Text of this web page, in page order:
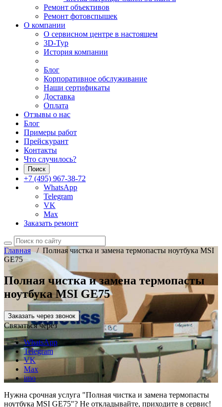
Ремонт объективов
Ремонт фотовспышек
О компании
О сервисном центре в настоящем
3D-Тур
История компании
Блог
Корпоративное обслуживание
Наши сертификаты
Доставка
Оплата
Отзывы о нас
Блог
Примеры работ
Прейскурант
Контакты
Что случилось?
Поиск
+7 (495) 967-38-72
WhatsApp
Telegram
VK
Max
Заказать ремонт
Главная/ Полная чистка и замена термопасты ноутбука MSI
GE75
Полная чистка и замена термопасты
ноутбука MSI GE75
Заказать через звонок
Связаться через
WhatsApp
Telegram
VK
Max
imo
Нужна срочная услуга "Полная чистка и замена термопасты
ноутбука MSI GE75"? Не откладывайте, приходите в сервис!